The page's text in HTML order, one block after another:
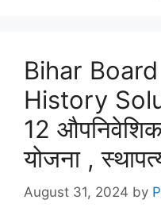
Bihar
History
12
योजना ,
August 31, 2024 by